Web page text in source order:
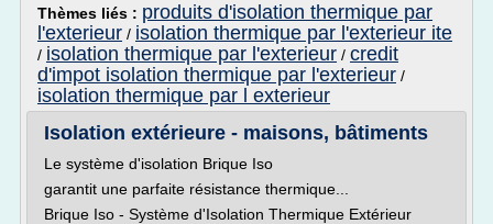
Thèmes liés : produits d'isolation thermique par
l'exterieur / isolation thermique par l'exterieur ite
/ isolation thermique par l'exterieur / credit
d'impot isolation thermique par l'exterieur /
isolation thermique par l exterieur
Isolation extérieure - maisons, bâtiments
Le système d'isolation Brique Iso
garantit une parfaite résistance thermique...
Brique Iso - Système d'Isolation Thermique Extérieur